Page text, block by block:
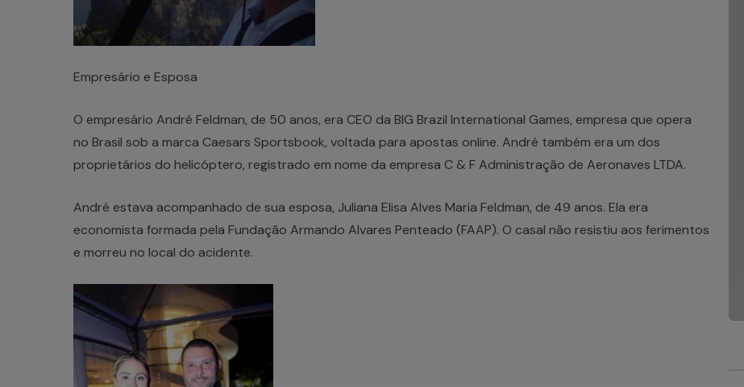
Empresário e Esposa
O empresário André Feldman, de 50 anos, era CEO da BIG Brazil International Games, empresa que opera
no Brasil sob a marca Caesars Sportsbook, voltada para apostas online. André também era um dos
proprietários do helicóptero, registrado em nome da empresa C & F Administração de Aeronaves LTDA.
André estava acompanhado de sua esposa, Juliana Elisa Alves Maria Feldman, de 49 anos. Ela era
economista formada pela Fundação Armando Alvares Penteado (FAAP). O casal não resistiu aos ferimentos
e morreu no local do acidente.